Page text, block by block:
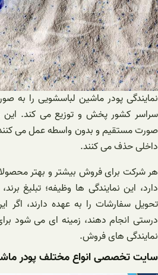
نمایندگی پودر ماشین لباسشویی را
سراسر کشور پخش و توزیع می کند. این
صورت مستقیم و بدون واسطه عمل می کنند
داخلی حذف می کنند.
هر شرکت برای فروش بیشتر و بهتر
دارد، این نمایندگی ها وظیفه؛ تبلیغ
تحویل سفارشات را به عهده دارند، اگر
درستی انجام دهند، زمینه ای می شود
نمایندگی های فروش.
سایت تخصصی انواع مختلف پودر